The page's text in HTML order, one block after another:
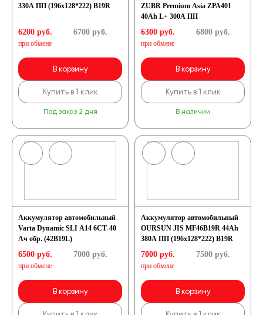
330A ПП (196х128*222) B19R
6200 руб.
при обмене
6700руб.
В корзину
Купить в 1 клик
Под заказ 2 дня
ZUBR Premium Asia ZPA401
40Ah L+ 300A ПП
6300 руб.
при обмене
6800руб.
В корзину
Купить в 1 клик
В наличии
Аккумулятор автомобильный
Varta Dynamic SLI A14 6СТ-40
Ач обр. (42B19L)
6500 руб.
при обмене
7000руб.
В корзину
Аккумулятор автомобильный
OURSUN JIS MF46B19R 44Ah
380A ПП (196х128*222) B19R
7000 руб.
при обмене
7500руб.
В корзину